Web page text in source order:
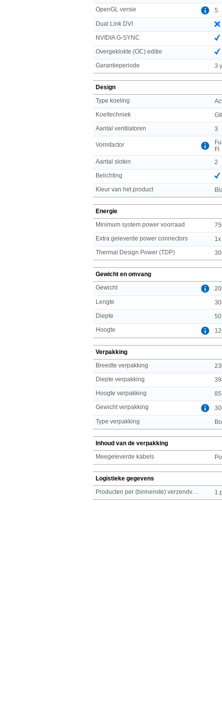
OpenGL versie
5
Dual Link DVI
NVIDIA G-SYNC
Overgeklokte (OC) editie
Garantieperiode
3
Design
Type koeling
Koeltechniek
Aantal ventilatoren
3
Vormfactor
Fl
Aantal sloten
2
Belichting
Kleur van het product
Energie
Minimum system power voorraad
Extra geleverde power connectors
Thermal Design Power (TDP)
Gewicht en omvang
Gewicht
Lengte
Diepte
Hoogte
Verpakking
Breedte verpakking
Diepte verpakking
Hoogte verpakking
Gewicht verpakking
Type verpakking
Inhoud van de verpakking
Meegeleverde kabels
Logistieke gegevens
1